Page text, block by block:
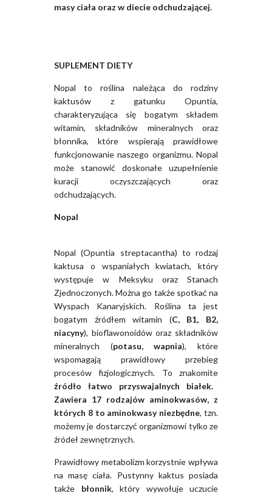
masy ciała oraz w diecie odchudzającej.
SUPLEMENT DIETY
Nopal to roślina należąca do rodziny
kaktusów z gatunku Opuntia,
charakteryzująca się bogatym składem
witamin, składników mineralnych oraz
błonnika, które wspierają prawidłowe
funkcjonowanie naszego organizmu. Nopal
może stanowić doskonałe uzupełnienie
kuracji oczyszczających oraz
odchudzających.
Nopal
Nopal (Opuntia streptacantha) to rodzaj
kaktusa o wspaniałych kwiatach, który
występuje w Meksyku oraz Stanach
Zjednoczonych. Można go także spotkać na
Wyspach Kanaryjskich. Roślina ta jest
bogatym źródłem witamin (C, B1, B2,
niacyny), bioflawonoidów oraz składników
mineralnych (potasu, wapnia), które
wspomagają prawidłowy przebieg
procesów fizjologicznych. To znakomite
źródło łatwo przyswajalnych białek.
Zawiera 17 rodzajów aminokwasów, z
których 8 to aminokwasy niezbędne, tzn.
możemy je dostarczyć organizmowi tylko ze
źródeł zewnętrznych.
Prawidłowy metabolizm korzystnie wpływa
na masę ciała. Pustynny kaktus posiada
także błonnik, który wywołuje uczucie